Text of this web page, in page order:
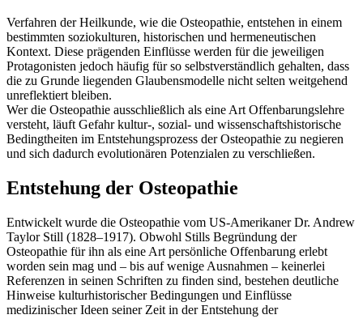
Verfahren der Heilkunde, wie die Osteopathie, entstehen in einem
bestimmten soziokulturen, historischen und hermeneutischen
Kontext. Diese prägenden Einflüsse werden für die jeweiligen
Protagonisten jedoch häufig für so selbstverständlich gehalten, dass
die zu Grunde liegenden Glaubensmodelle nicht selten weitgehend
unreflektiert bleiben.
Wer die Osteopathie ausschließlich als eine Art Offenbarungslehre
versteht, läuft Gefahr kultur-, sozial- und wissenschaftshistorische
Bedingtheiten im Entstehungsprozess der Osteopathie zu negieren
und sich dadurch evolutionären Potenzialen zu verschließen.
Entstehung der Osteopathie
Entwickelt wurde die Osteopathie vom US-Amerikaner Dr. Andrew
Taylor Still (1828–1917). Obwohl Stills Begründung der
Osteopathie für ihn als eine Art persönliche Offenbarung erlebt
worden sein mag und – bis auf wenige Ausnahmen – keinerlei
Referenzen in seinen Schriften zu finden sind, bestehen deutliche
Hinweise kulturhistorischer Bedingungen und Einflüsse
medizinischer Ideen seiner Zeit in der Entstehung der